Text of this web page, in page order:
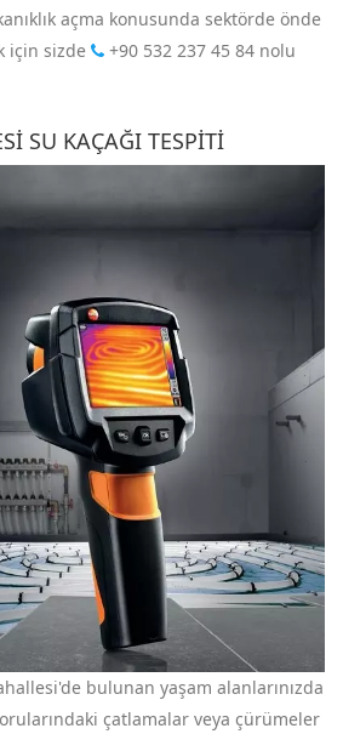
açma konusunda sektörde önde
için sizde
+90 532 237 45 84 nolu
SU KAÇAĞI TESPITI
bulunan yaşam alanlarınızda
çatlamalar veya çürümeler